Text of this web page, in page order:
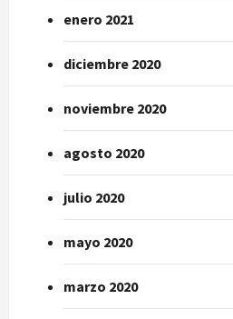
enero 2021
diciembre 2020
noviembre 2020
agosto 2020
julio 2020
mayo 2020
marzo 2020